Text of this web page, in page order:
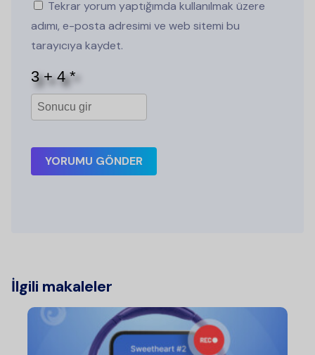
Tekrar yorum yaptığımda kullanılmak üzere
adımı, e-posta adresimi ve web sitemi bu
tarayıcıya kaydet.
YORUMU GÖNDER
İlgili makaleler